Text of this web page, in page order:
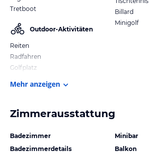
Tretboot
Outdoor-Aktivitäten
Reiten
Radfahren
Golfplatz
Billard
Minigolf
Mehr anzeigen
Zimmerausstattung
Badezimmer
Badezimmerdetails
Minibar
Balkon